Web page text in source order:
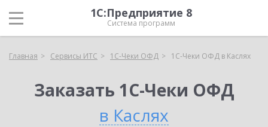
1С:Предприятие 8
Система программ
Главная Сервисы ИТС 1С-Чеки ОФД 1С-Чеки ОФД в Каслях
Заказать 1С-Чеки ОФД
в Каслях